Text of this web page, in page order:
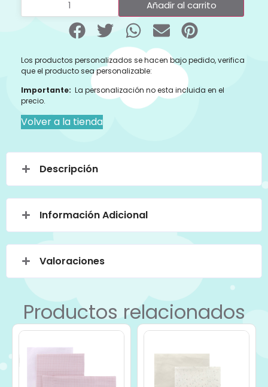
Añadir al carrito
Los productos personalizados se hacen bajo pedido, verifica
que el producto sea personalizable:
Importante: La personalización no esta incluida en el
precio.
Volver a la tienda
Descripción
Información Adicional
Valoraciones
Productos relacionados